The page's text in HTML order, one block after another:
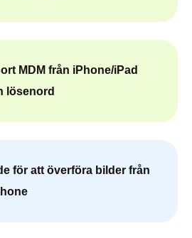
MDM från iPhone/iPad
lösenord
för att överföra bilder från